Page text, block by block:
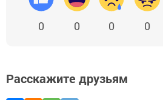
0 0 0 0
Расскажите друзьям